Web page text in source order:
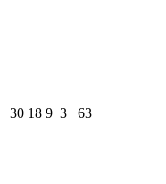
30 18 9 3 63